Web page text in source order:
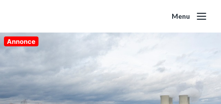
Menu
Annonce